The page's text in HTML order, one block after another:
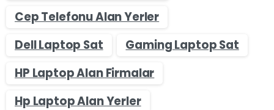
Cep Telefonu Alan Yerler
Dell Laptop Sat
Gaming Laptop Sat
HP Laptop Alan Firmalar
Hp Laptop Alan Yerler